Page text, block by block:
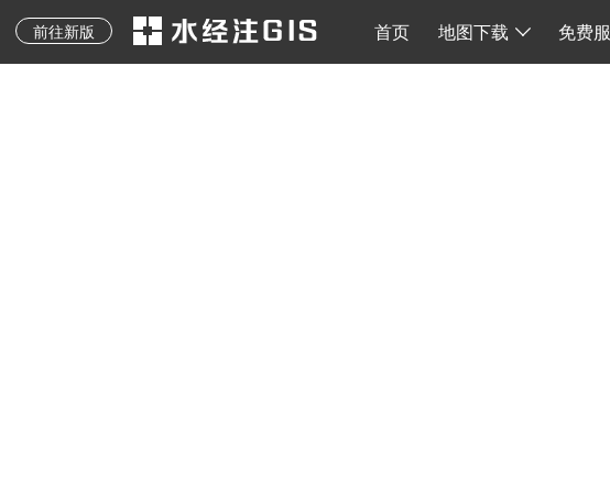
前往新版 首页 地图下载 免费
地质图、专题图等其它
专业地图
地图下载
离线地图
水经注二维API